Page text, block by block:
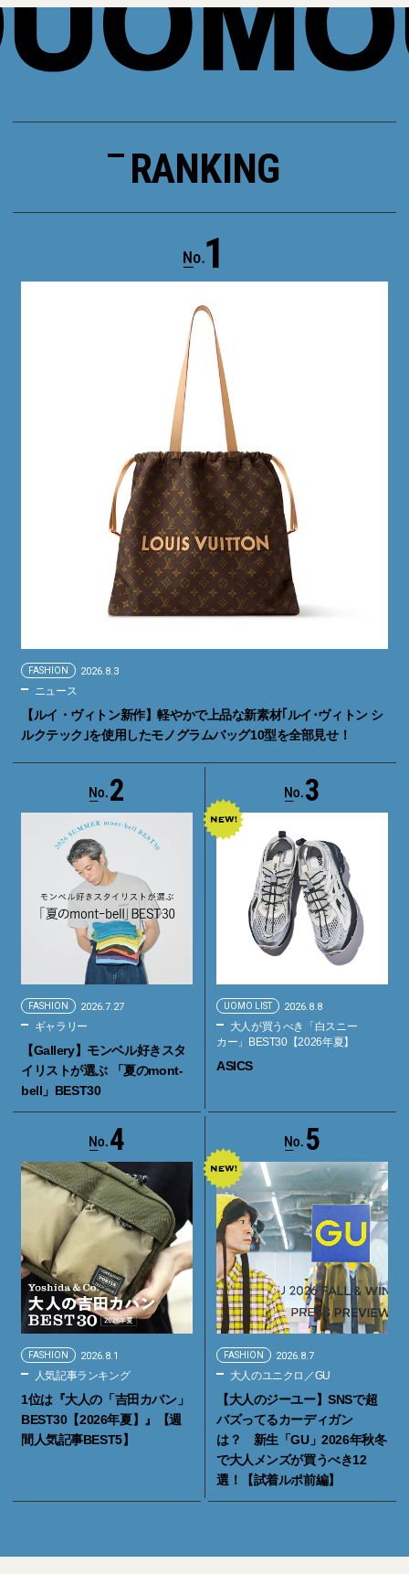
RANKING
1
FASHION 2026.8.3
ニュース
【ルイ・ヴィトン新作】軽やかで上品な新素材｢ルイ･ヴィトン シ
ルクテック｣を使用したモノグラムバッグ10型を全部見せ！
2
FASHION 2026.7.27
ギャラリー
【Gallery】モンベル好きスタ
イリストが選ぶ 「夏のmont-
bell」BEST30
3
UOMO LIST 2026.8.8
大人が買うべき「白スニー
カー」BEST30【2026年夏】
ASICS
4
FASHION 2026.8.1
人気記事ランキング
1位は『大人の「吉田カバン」
BEST30【2026年夏】』【週
間人気記事BEST5】
5
FASHION 2026.8.7
大人のユニクロ／GU
【大人のジーユー】SNSで超
バズってるカーディガン
は？ 新生「GU」2026年秋冬
で大人メンズが買うべき12
選！【試着ルポ前編】